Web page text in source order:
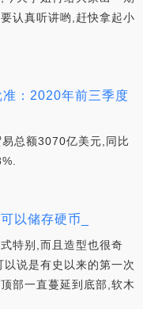
认真听讲哟,赶快拿起小
：2020年前三季度
总额3070亿美元,同比
以储存硬币_
特别,而且造型也很奇
说是有史以来的第一次
部一直蔓延到底部,软木